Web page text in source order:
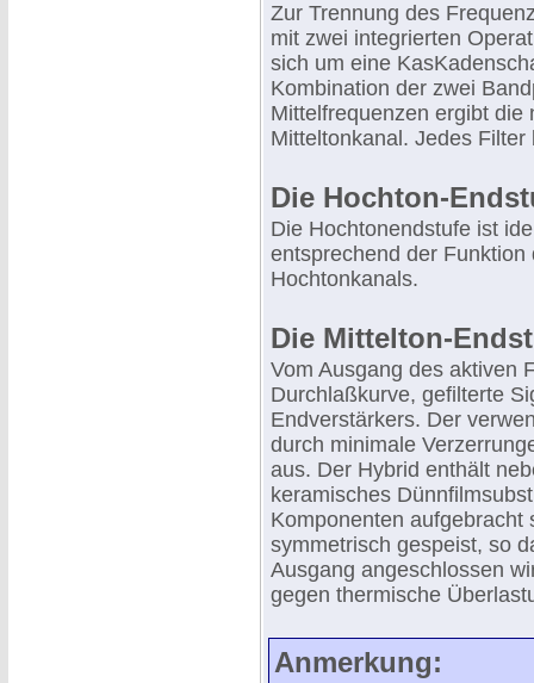
Zur Trennung des
mit zwei integrierten
sich um eine
Kombination der zwei
Mittelfrequenzen ergibt
Mitteltonkanal. Jedes
Die Hochton-
Die Hochtonendstufe ist
entsprechend der
Hochtonkanals.
Die Mittelton-
Vom Ausgang des aktiven
Durchlaßkurve, gefilterte
Endverstärkers. Der
durch minimale
aus. Der Hybrid enthält
keramisches
Komponenten aufgebracht
symmetrisch gespeist, so
Ausgang angeschlossen
gegen thermische
Anmerkung: